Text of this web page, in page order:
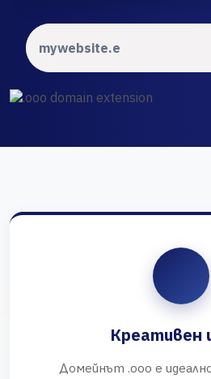
Креативен
Домейнът .ooo е